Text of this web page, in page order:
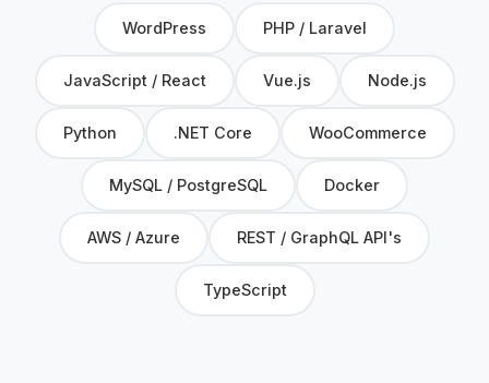
WordPress PHP / Laravel
JavaScript / React Vue.js Node.js
Python .NET Core WooCommerce
MySQL / PostgreSQL Docker
AWS / Azure REST / GraphQL API's
TypeScript